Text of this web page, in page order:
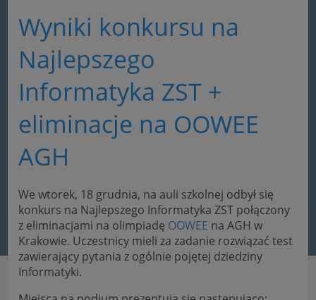
Wyniki konkursu na
Najlepszego
Informatyka ZST +
eliminacje na OOWEE
AGH
We wtorek, 18 grudnia, na auli szkolnej odbył się
konkurs na Najlepszego Informatyka ZST połączony
z eliminacjami na olimpiadę OOWEE na AGH w
Krakowie. Uczestnicy mieli za zadanie rozwiązać test
zawierający pytania z ogólnie pojętej dziedziny
Informatyki.